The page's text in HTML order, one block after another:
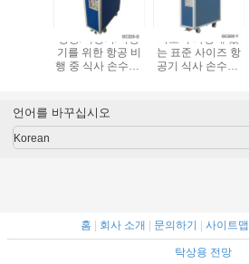
항공/비행기/비행
기를 위한 항공 비
행 중 식사 손수레/
지도책 파랑에 있
는 표준 사이즈 항
공기 식사 손수레/
언어를 바꾸십시오
Korean
홈 | 회사 소개 | 문의하기 | 사이트맵
탁상용 전망